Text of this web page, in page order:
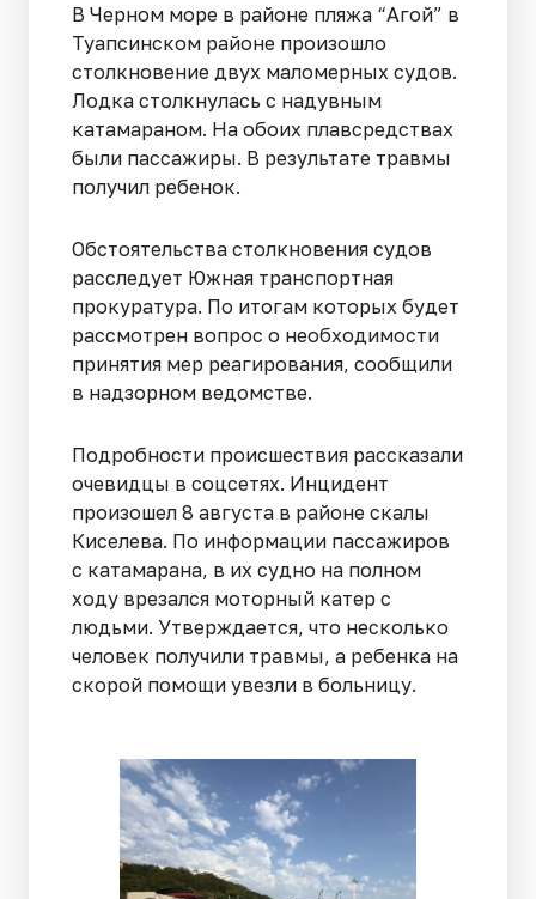
В Черном море в районе пляжа “Агой” в
Туапсинском районе произошло
столкновение двух маломерных судов.
Лодка столкнулась с надувным
катамараном. На обоих плавсредствах
были пассажиры. В результате травмы
получил ребенок.
Обстоятельства столкновения судов
расследует Южная транспортная
прокуратура. По итогам которых будет
рассмотрен вопрос о необходимости
принятия мер реагирования, сообщили
в надзорном ведомстве.
Подробности происшествия рассказали
очевидцы в соцсетях. Инцидент
произошел 8 августа в районе скалы
Киселева. По информации пассажиров
с катамарана, в их судно на полном
ходу врезался моторный катер с
людьми. Утверждается, что несколько
человек получили травмы, а ребенка на
скорой помощи увезли в больницу.